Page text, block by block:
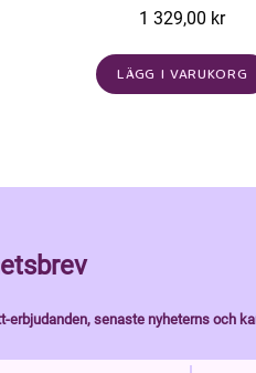
1 329,00 kr
LÄGG I VARUKORG
erbjudanden, senaste nyheterns och